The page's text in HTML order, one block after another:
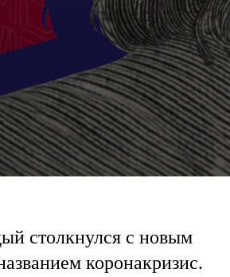
столкнулся с новым
коронакризис.